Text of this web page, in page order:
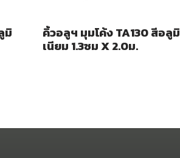
มิ คิ้วอลูฯ มุมโค้ง TA130 สีอลูมิ
เนียม 1.3ซม X 2.0ม.